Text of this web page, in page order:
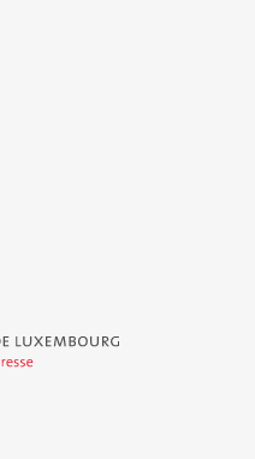
de Luxembourg - Service